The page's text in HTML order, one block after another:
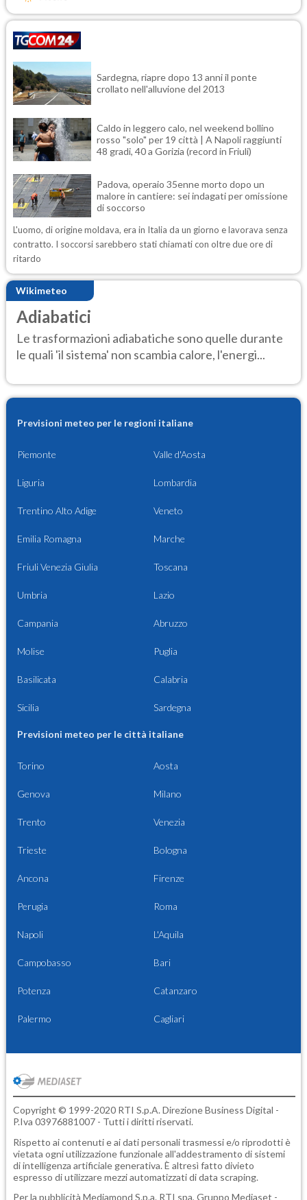
Sardegna, riapre dopo 13 anni il ponte
crollato nell'alluvione del 2013
Caldo in leggero calo, nel weekend bollino
rosso "solo" per 19 città | A Napoli raggiunti
48 gradi, 40 a Gorizia (record in Friuli)
Padova, operaio 35enne morto dopo un
malore in cantiere: sei indagati per omissione
di soccorso
L'uomo, di origine moldava, era in Italia da un giorno e lavorava senza
contratto. I soccorsi sarebbero stati chiamati con oltre due ore di
ritardo
Wikimeteo
Adiabatici
Le trasformazioni adiabatiche sono quelle durante
le quali 'il sistema' non scambia calore, l'energi...
Previsioni meteo per le regioni italiane
Piemonte Valle d'Aosta
Liguria Lombardia
Trentino Alto Adige Veneto
Emilia Romagna Marche
Friuli Venezia Giulia Toscana
Umbria Lazio
Campania Abruzzo
Molise Puglia
Basilicata Calabria
Sicilia Sardegna
Previsioni meteo per le città italiane
Torino Aosta
Genova Milano
Trento Venezia
Trieste Bologna
Ancona Firenze
Perugia Roma
Napoli L'Aquila
Campobasso Bari
Potenza Catanzaro
Palermo Cagliari
Copyright © 1999-2020 RTI S.p.A. Direzione Business Digital -
P.Iva 03976881007 - Tutti i diritti riservati.
Rispetto ai contenuti e ai dati personali trasmessi e/o riprodotti è
vietata ogni utilizzazione funzionale all'addestramento di sistemi
di intelligenza artificiale generativa. È altresì fatto divieto
espresso di utilizzare mezzi automatizzati di data scraping.
Per la pubblicità Mediamond S.p.a. RTI spa, Gruppo Mediaset -